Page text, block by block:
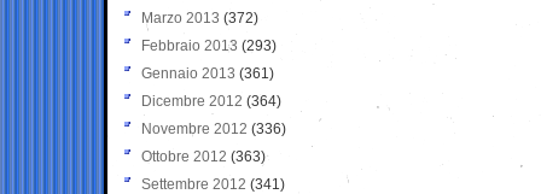
Marzo 2013 (372)
Febbraio 2013 (293)
Gennaio 2013 (361)
Dicembre 2012 (364)
Novembre 2012 (336)
Ottobre 2012 (363)
Settembre 2012 (341)